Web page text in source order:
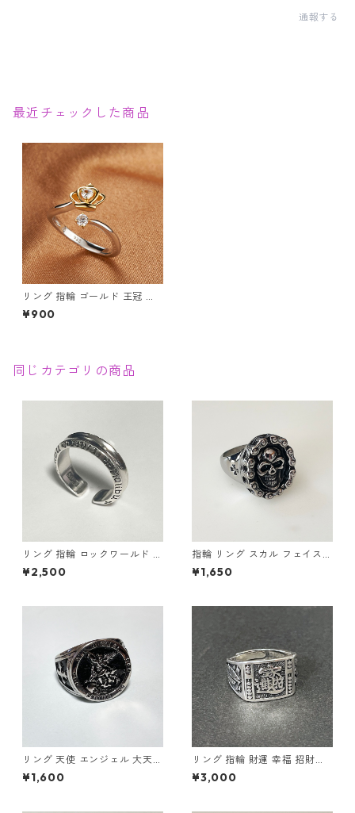
通報する
最近チェックした商品
リング 指輪 ゴールド 王冠 ク
ラウン ハート ジルコニア CZ
シルバー レディース アクセサ
¥900
同じカテゴリの商品
リング 指輪 ロックワールド パ
ンク ロック レタリング 鏡面
ユニセックス
¥2,500
指輪 リング スカル フェイスチ
ェーン ドクロ 髑髏 パンク ロ
ック クロス メンズアクセサリ
¥1,650
リング 天使 エンジェル 大天使
ミカエル 十字架 クロス 指輪
ステンレス メンズアクセサリ
¥1,600
リング 指輪 財運 幸福 招財進
寶 (しょうざいしんぽう) 宝船
縁起物
¥3,000